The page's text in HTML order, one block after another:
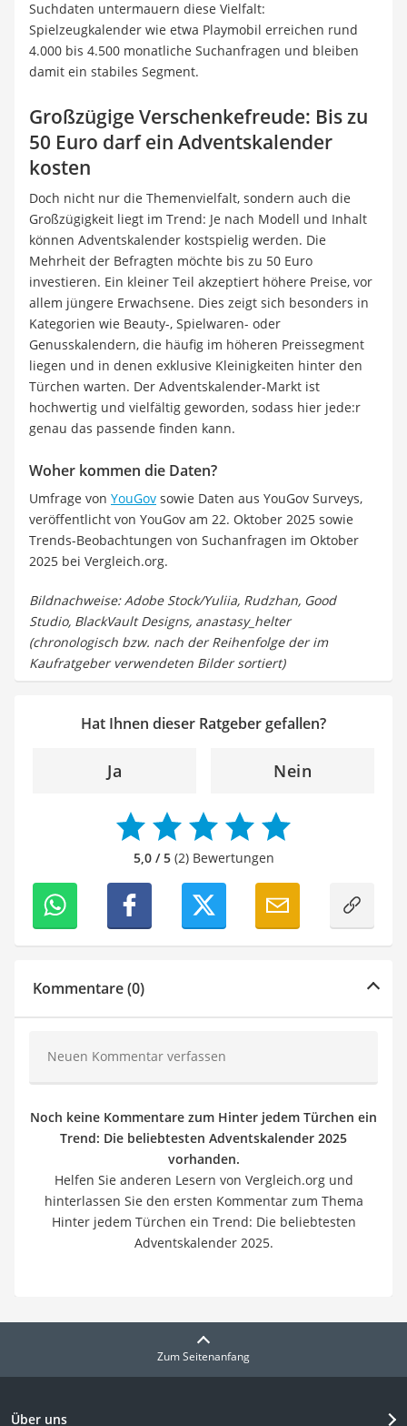
Suchdaten untermauern diese Vielfalt:
Spielzeugkalender wie etwa Playmobil erreichen rund
4.000 bis 4.500 monatliche Suchanfragen und bleiben
damit ein stabiles Segment.
Großzügige Verschenkefreude: Bis zu
50 Euro darf ein Adventskalender
kosten
Doch nicht nur die Themenvielfalt, sondern auch die
Großzügigkeit liegt im Trend: Je nach Modell und Inhalt
können Adventskalender kostspielig werden. Die
Mehrheit der Befragten möchte bis zu 50 Euro
investieren. Ein kleiner Teil akzeptiert höhere Preise, vor
allem jüngere Erwachsene. Dies zeigt sich besonders in
Kategorien wie Beauty-, Spielwaren- oder
Genusskalendern, die häufig im höheren Preissegment
liegen und in denen exklusive Kleinigkeiten hinter den
Türchen warten. Der Adventskalender-Markt ist
hochwertig und vielfältig geworden, sodass hier jede:r
genau das passende finden kann.
Woher kommen die Daten?
Umfrage von YouGov sowie Daten aus YouGov Surveys,
veröffentlicht von YouGov am 22. Oktober 2025 sowie
Trends-Beobachtungen von Suchanfragen im Oktober
2025 bei Vergleich.org.
Bildnachweise: Adobe Stock/Yuliia, Rudzhan, Good
Studio, BlackVault Designs, anastasy_helter
(chronologisch bzw. nach der Reihenfolge der im
Kaufratgeber verwendeten Bilder sortiert)
Hat Ihnen dieser Ratgeber gefallen?
Ja Nein
5,0 / 5(2) Bewertungen
Kommentare (0)
Neuen Kommentar verfassen
Noch keine Kommentare zum Hinter jedem Türchen ein
Trend: Die beliebtesten Adventskalender 2025
vorhanden.
Helfen Sie anderen Lesern von Vergleich.org und
hinterlassen Sie den ersten Kommentar zum Thema
Hinter jedem Türchen ein Trend: Die beliebtesten
Adventskalender 2025.
Zum Seitenanfang
Über uns